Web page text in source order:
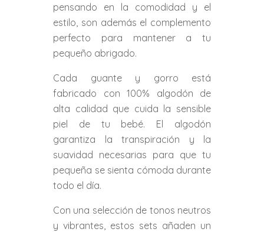
pensando en la comodidad y el
estilo, son además el complemento
perfecto para mantener a tu
pequeño abrigado.
Cada guante y gorro está
fabricado con 100% algodón de
alta calidad que cuida la sensible
piel de tu bebé. El algodón
garantiza la transpiración y la
suavidad necesarias para que tu
pequeña se sienta cómoda durante
todo el día.
Con una selección de tonos neutros
y vibrantes, estos sets añaden un